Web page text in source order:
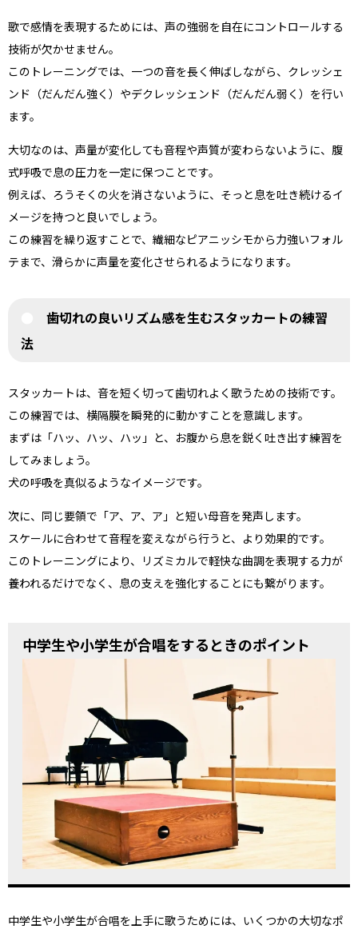
歌で感情を表現するためには、声の強弱を自在にコントロールする
技術が欠かせません。
このトレーニングでは、一つの音を長く伸ばしながら、クレッシェ
ンド（だんだん強く）やデクレッシェンド（だんだん弱く）を行い
ます。
大切なのは、声量が変化しても音程や声質が変わらないように、腹
式呼吸で息の圧力を一定に保つことです。
例えば、ろうそくの火を消さないように、そっと息を吐き続けるイ
メージを持つと良いでしょう。
この練習を繰り返すことで、繊細なピアニッシモから力強いフォル
テまで、滑らかに声量を変化させられるようになります。
歯切れの良いリズム感を生むスタッカートの練習
法
スタッカートは、音を短く切って歯切れよく歌うための技術です。
この練習では、横隔膜を瞬発的に動かすことを意識します。
まずは「ハッ、ハッ、ハッ」と、お腹から息を鋭く吐き出す練習を
してみましょう。
犬の呼吸を真似るようなイメージです。
次に、同じ要領で「ア、ア、ア」と短い母音を発声します。
スケールに合わせて音程を変えながら行うと、より効果的です。
このトレーニングにより、リズミカルで軽快な曲調を表現する力が
養われるだけでなく、息の支えを強化することにも繋がります。
中学生や小学生が合唱をするときのポイント
中学生や小学生が合唱を上手に歌うためには、いくつかの大切なポ